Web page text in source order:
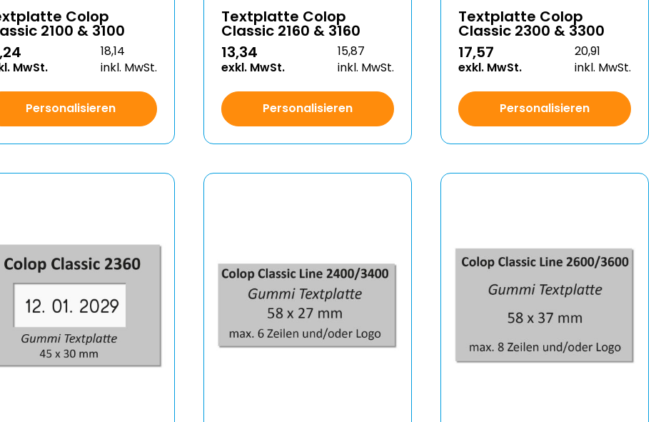
Colop
2100 & 3100
MwSt.
18,14
inkl. MwSt.
Personalisieren
Textplatte Colop
Classic 2160 & 3160
13,34
exkl. MwSt.
15,87
inkl. MwSt.
Personalisieren
Textplatte Colop
Classic 2300 & 3300
17,57
exkl. MwSt.
20,91
inkl. MwSt.
Personalisieren